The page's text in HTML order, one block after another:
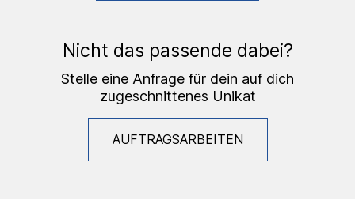
Nicht das passende dabei?
Stelle eine Anfrage für dein auf dich
zugeschnittenes Unikat
AUFTRAGSARBEITEN